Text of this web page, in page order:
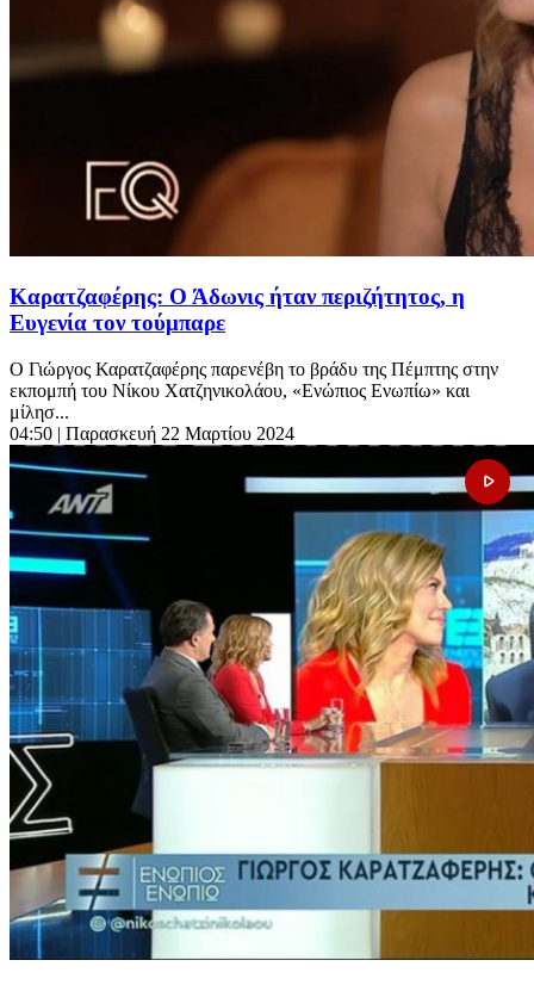
Καρατζαφέρης: Ο Άδωνις ήταν περιζήτητος, η
Ευγενία τον τούμπαρε
Ο Γιώργος Καρατζαφέρης παρενέβη το βράδυ της Πέμπτης στην
εκπομπή του Νίκου Χατζηνικολάου, «Ενώπιος Ενωπίω» και
μίλησ...
04:50 | Παρασκευή 22 Μαρτίου 2024